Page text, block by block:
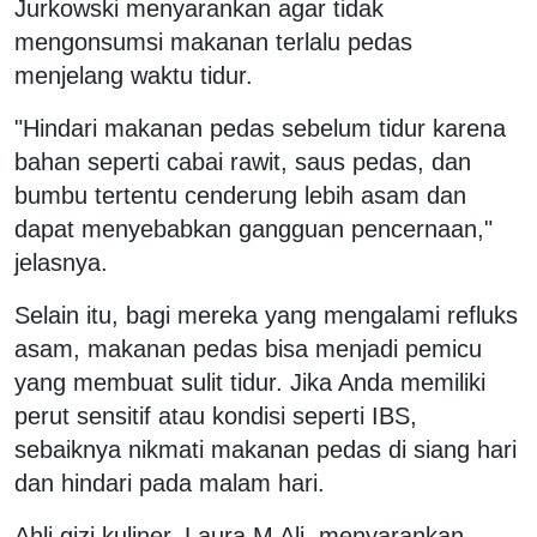
Jurkowski menyarankan agar tidak
mengonsumsi makanan terlalu pedas
menjelang waktu tidur.
"Hindari makanan pedas sebelum tidur karena
bahan seperti cabai rawit, saus pedas, dan
bumbu tertentu cenderung lebih asam dan
dapat menyebabkan gangguan pencernaan,"
jelasnya.
Selain itu, bagi mereka yang mengalami refluks
asam, makanan pedas bisa menjadi pemicu
yang membuat sulit tidur. Jika Anda memiliki
perut sensitif atau kondisi seperti IBS,
sebaiknya nikmati makanan pedas di siang hari
dan hindari pada malam hari.